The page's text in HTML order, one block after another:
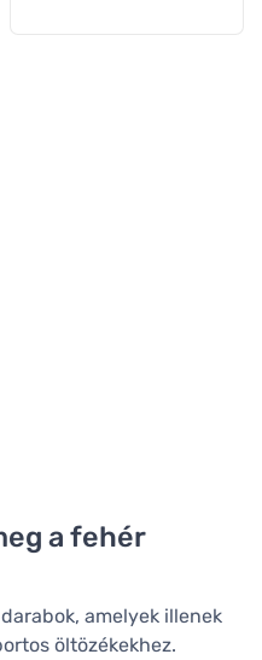
a fehér
amelyek illenek
öltözékekhez.